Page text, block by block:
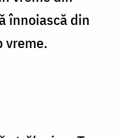
înnoiască din
vreme.